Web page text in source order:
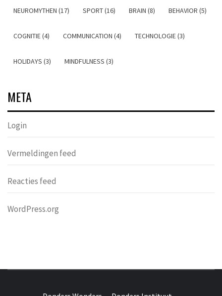
NEUROMYTHEN (17) SPORT (16) BRAIN (8) BEHAVIOR (5)
COGNITIE (4) COMMUNICATION (4) TECHNOLOGIE (3)
HOLIDAYS (3) MINDFULNESS (3)
META
Login
Vermeldingen feed
Reacties feed
WordPress.org